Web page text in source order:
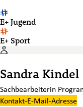
E+ Jugend
E+ Sport
Sandra Kindel
Sachbearbeiterin
Kontakt-E-Mail-Adresse